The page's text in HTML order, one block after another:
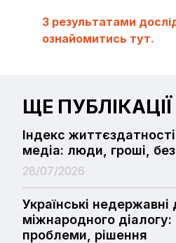
З результатами
ознайомитись тут.
ЩЕ ПУБЛІКАЦІЇ
Індекс
медіа: люди, гроші,
28/07/2026
Українські недержавні
міжнародного діалогу:
проблеми, рішення